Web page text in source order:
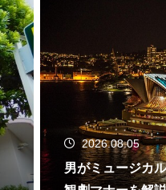
2026.08.05
男がミュージカ